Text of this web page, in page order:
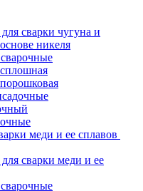
сварки чугуна и
никеля
меди и ее сплавов
сварки меди и ее